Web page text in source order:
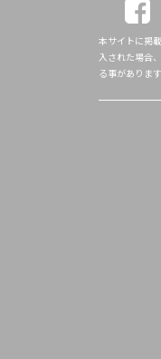
本サイトに掲
入された場合
る事があります